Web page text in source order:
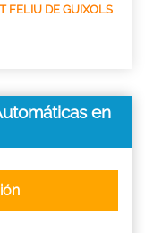
FELIU DE GUIXOLS
en